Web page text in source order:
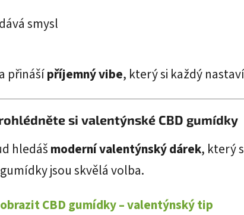
dává smysl
a přinášípříjemný vibe, který si každý
si valentýnské CBD gumídky
hledášmoderní valentýnský dárek, který
jsou skvělá volba.
CBD gumídky – valentýnský tip